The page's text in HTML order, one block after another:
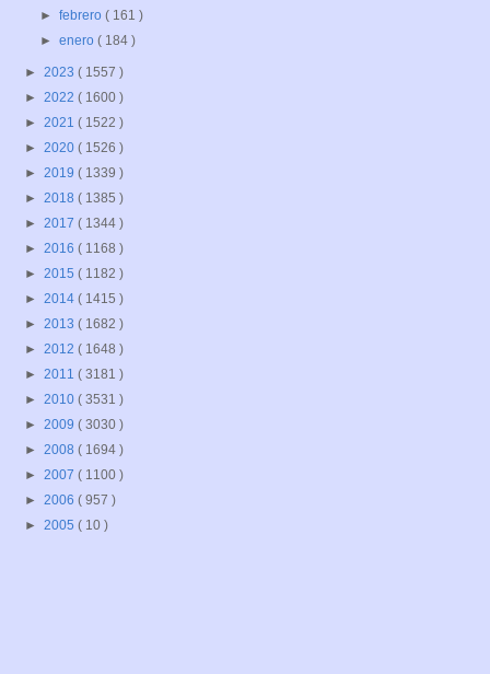
►febrero( 161 )
►enero( 184 )
► 2023 ( 1557 )
► 2022 ( 1600 )
► 2021 ( 1522 )
► 2020 ( 1526 )
► 2019 ( 1339 )
► 2018 ( 1385 )
► 2017 ( 1344 )
► 2016 ( 1168 )
► 2015 ( 1182 )
► 2014 ( 1415 )
► 2013 ( 1682 )
► 2012 ( 1648 )
► 2011 ( 3181 )
► 2010 ( 3531 )
► 2009 ( 3030 )
► 2008 ( 1694 )
► 2007 ( 1100 )
► 2006 ( 957 )
► 2005 ( 10 )